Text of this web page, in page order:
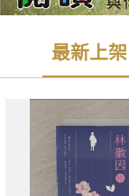
最新上架